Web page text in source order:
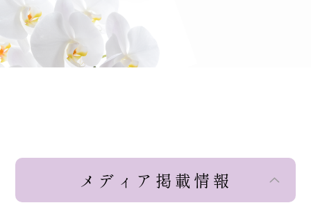
メディア掲載情報